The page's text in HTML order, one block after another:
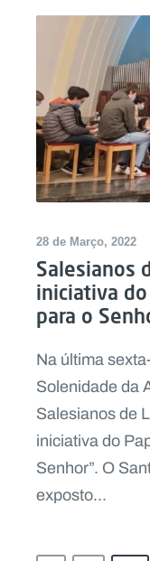
28 de Março, 2022
Salesianos
iniciativa do
para o
Na última
Solenidade da
Salesianos de
iniciativa do
Senhor”. O
exposto...